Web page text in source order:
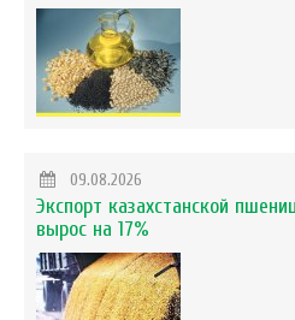
09.08.2026
Экспорт казахстанской
вырос на 17%